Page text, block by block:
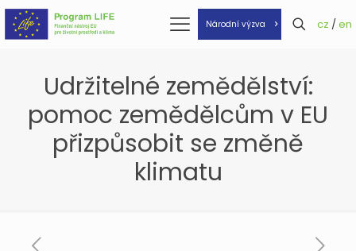
Národní výzva cz / en
Udržitelné zemědělství:
pomoc zemědělcům v EU
přizpůsobit se změně
klimatu